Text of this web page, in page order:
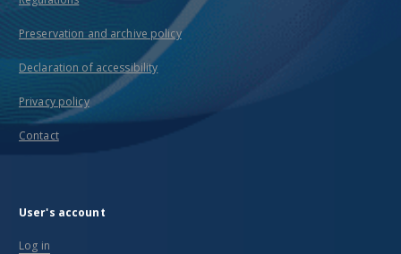
Preservation and archive policy
Declaration of accessibility
Privacy policy
Contact
User's account
Log in